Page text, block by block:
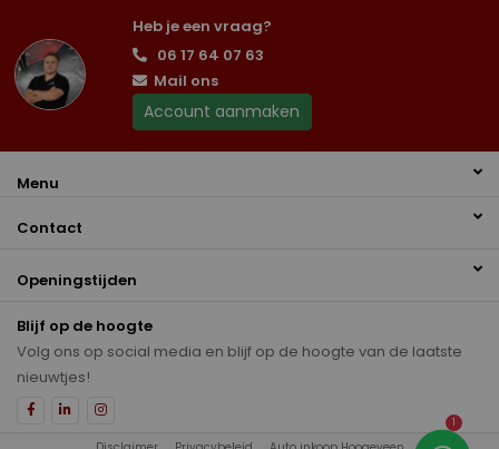
Heb je een vraag?
06 17 64 07 63
Mail ons
Account aanmaken
Menu
Contact
Openingstijden
Blijf op de hoogte
Volg ons op social media en blijf op de hoogte van de laatste
nieuwtjes!
1